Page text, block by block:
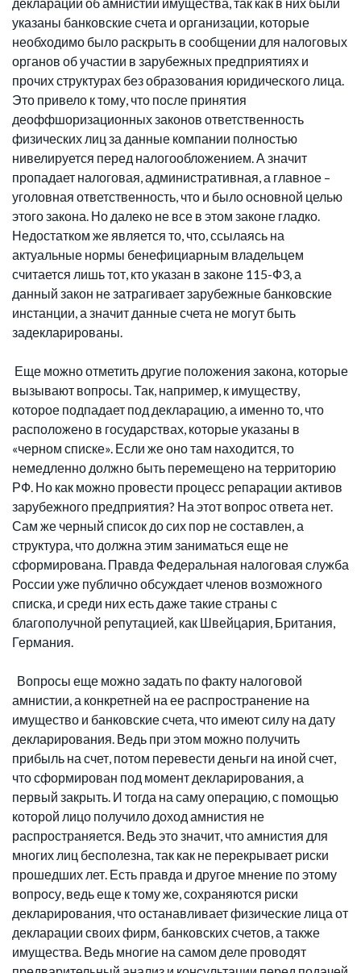
указаны банковские счета и организации, которые
необходимо было раскрыть в сообщении для налоговых
органов об участии в зарубежных предприятиях и
прочих структурах без образования юридического лица.
Это привело к тому, что после принятия
деоффшоризационных законов ответственность
физических лиц за данные компании полностью
нивелируется перед налогообложением. А значит
пропадает налоговая, административная, а главное –
уголовная ответственность, что и было основной целью
этого закона. Но далеко не все в этом законе гладко.
Недостатком же является то, что, ссылаясь на
актуальные нормы бенефициарным владельцем
считается лишь тот, кто указан в законе 115-Ф3, а
данный закон не затрагивает зарубежные банковские
инстанции, а значит данные счета не могут быть
задекларированы.
Еще можно отметить другие положения закона, которые
вызывают вопросы. Так, например, к имуществу,
которое подпадает под декларацию, а именно то, что
расположено в государствах, которые указаны в
«черном списке». Если же оно там находится, то
немедленно должно быть перемещено на территорию
РФ. Но как можно провести процесс репарации активов
зарубежного предприятия? На этот вопрос ответа нет.
Сам же черный список до сих пор не составлен, а
структура, что должна этим заниматься еще не
сформирована. Правда Федеральная налоговая служба
России уже публично обсуждает членов возможного
списка, и среди них есть даже такие страны с
благополучной репутацией, как Швейцария, Британия,
Германия.
Вопросы еще можно задать по факту налоговой
амнистии, а конкретней на ее распространение на
имущество и банковские счета, что имеют силу на дату
декларирования. Ведь при этом можно получить
прибыль на счет, потом перевести деньги на иной счет,
что сформирован под момент декларирования, а
первый закрыть. И тогда на саму операцию, с помощью
которой лицо получило доход амнистия не
распространяется. Ведь это значит, что амнистия для
многих лиц бесполезна, так как не перекрывает риски
прошедших лет. Есть правда и другое мнение по этому
вопросу, ведь еще к тому же, сохраняются риски
декларирования, что останавливает физические лица от
декларации своих фирм, банковских счетов, а также
имущества. Ведь многие на самом деле проводят